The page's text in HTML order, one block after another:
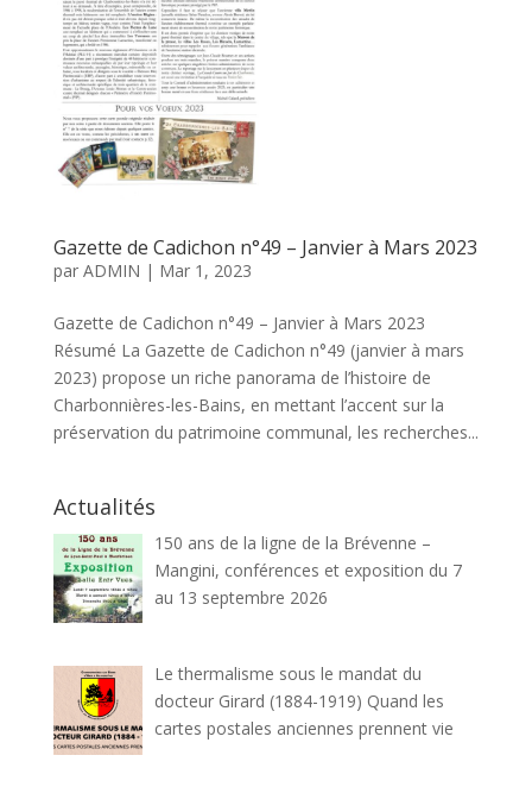
Gazette de Cadichon n°49 – Janvier à Mars 2023
par ADMIN | Mar 1, 2023
Gazette de Cadichon n°49 – Janvier à Mars 2023
Résumé La Gazette de Cadichon n°49 (janvier à mars
2023) propose un riche panorama de l’histoire de
Charbonnières-les-Bains, en mettant l’accent sur la
préservation du patrimoine communal, les recherches...
Actualités
150 ans de la ligne de la Brévenne –
Mangini, conférences et exposition du 7
au 13 septembre 2026
Le thermalisme sous le mandat du
docteur Girard (1884-1919) Quand les
cartes postales anciennes prennent vie